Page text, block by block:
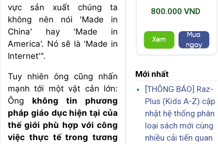
vực sản xuất chúng ta
không nên nói 'Made in
China' hay 'Made in
America'. Nó sẽ là 'Made in
Internet'".
Tuy nhiên ông cũng nhấn
mạnh tới một vật cản lớn:
Ông không tin phương
pháp giáo dục hiện tại của
thế giới phù hợp với công
việc thực tế trong tương
800.000 VND
Xem
Mua
ngay
Mới nhất
[THÔNG BÁO] Raz-
Plus (Kids A-Z) cập
nhật hệ thống phân
loại sách mới cùng
nhiều cải tiến quan